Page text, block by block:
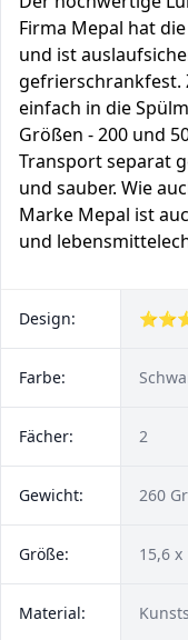
Firma Mepal hat
und ist
gefrierschrankfest.
einfach in die
Größen - 200 und
Transport separat
und sauber. Wie
Marke Mepal ist
und
Design:
Farbe:
Fächer: 2
Gewicht: 260
Größe: 15,6 x
Material: